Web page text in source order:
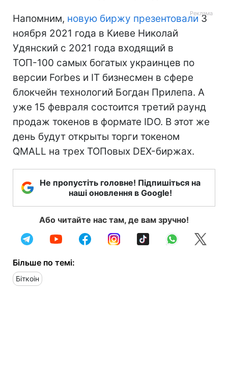
Напомним, новую биржу презентовали3
ноября 2021 года в Киеве Николай
Удянский с 2021 года входящий в
ТОП-100 самых богатых украинцев по
версии Forbes и IT бизнесмен в сфере
блокчейн технологий Богдан Прилепа. А
уже 15 февраля состоится третий раунд
продаж токенов в формате IDO. В этот же
день будут открыты торги токеном
QMALL на трех ТОПовых DEX-биржах.
Не пропустіть головне! Підпишіться на
наші оновлення в Google!
Або читайте нас там, де вам зручно!
Більше по темі:
Біткоін